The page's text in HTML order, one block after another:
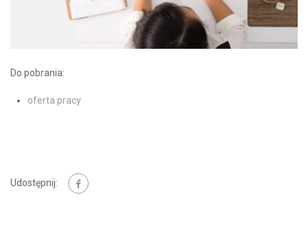
Do pobrania:
oferta pracy
Udostępnij: